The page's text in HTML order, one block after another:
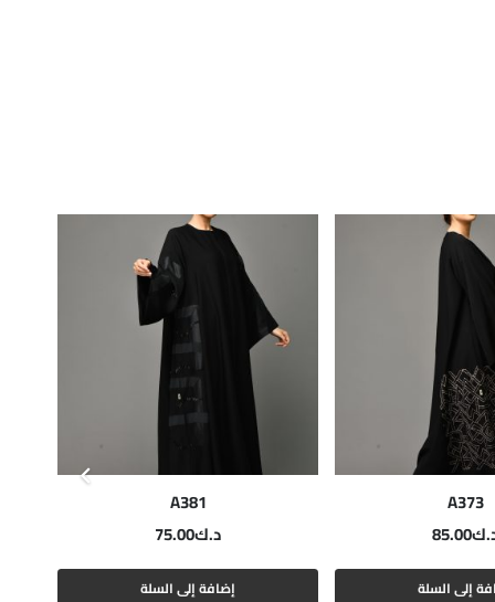
A373
85.00
إلى السلة
A381
د.ك75.00
إضافة إلى السلة